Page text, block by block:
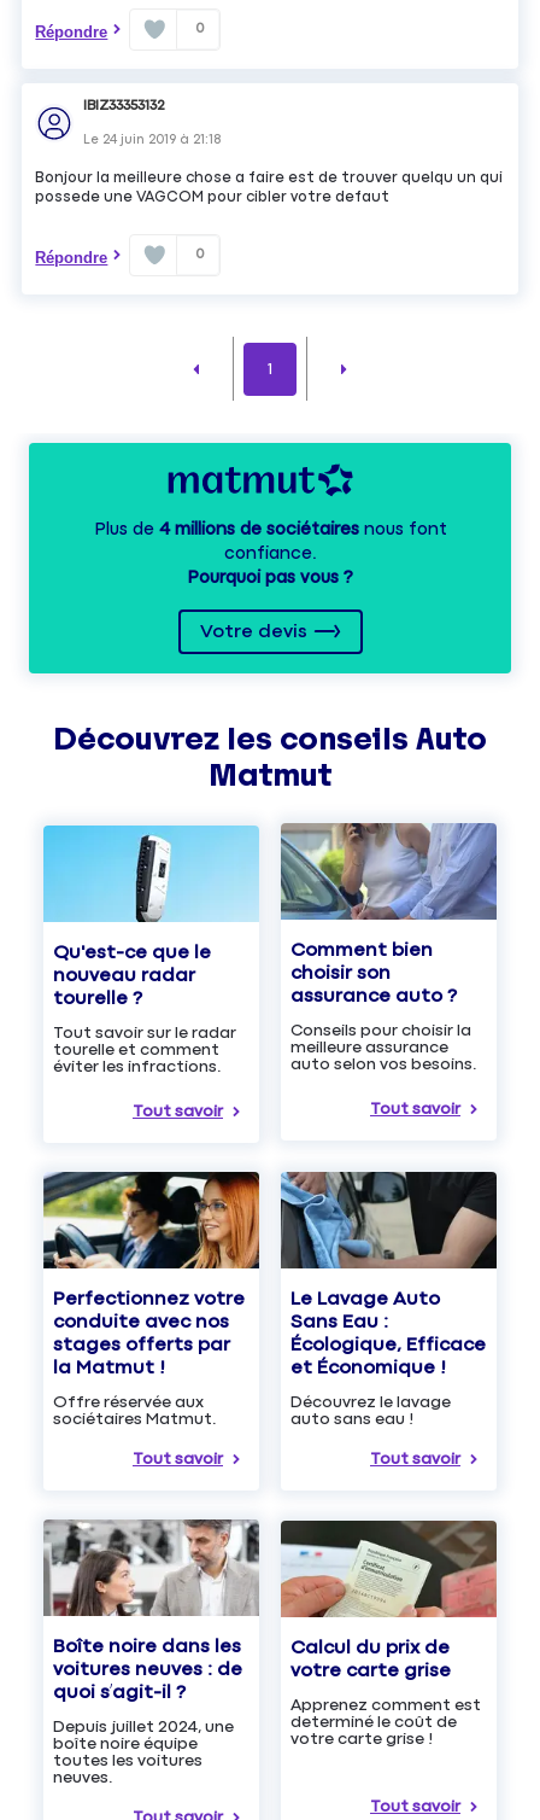
Répondre 0
IBIZ33353132
Le 24 juin 2019 à 21:18
Bonjour la meilleure chose a faire est de trouver quelqu un qui
possede une VAGCOM pour cibler votre defaut
Répondre 0
1
Plus de 4 millions de sociétairesnous font
confiance.
Pourquoi pas vous ?
Votre devis
Découvrez les conseils Auto
Matmut
Qu'est-ce que le
nouveau radar
tourelle ?
Tout savoir sur le radar
tourelle et comment
éviter les infractions.
Tout savoir
Comment bien
choisir son
assurance auto ?
Conseils pour choisir la
meilleure assurance
auto selon vos besoins.
Tout savoir
Perfectionnez votre
conduite avec nos
stages offerts par
la Matmut !
Offre réservée aux
sociétaires Matmut.
Tout savoir
Le Lavage Auto
Sans Eau :
Écologique, Efficace
et Économique !
Découvrez le lavage
auto sans eau !
Tout savoir
Boîte noire dans les
voitures neuves : de
quoi s’agit-il ?
Depuis juillet 2024, une
boîte noire équipe
toutes les voitures
neuves.
Calcul du prix de
votre carte grise
Apprenez comment est
determiné le coût de
votre carte grise !
Tout savoir